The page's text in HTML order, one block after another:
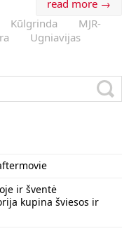
read more →
Kūlgrinda
MJR-
Ugniavijas
ir šventė
kupina šviesos ir